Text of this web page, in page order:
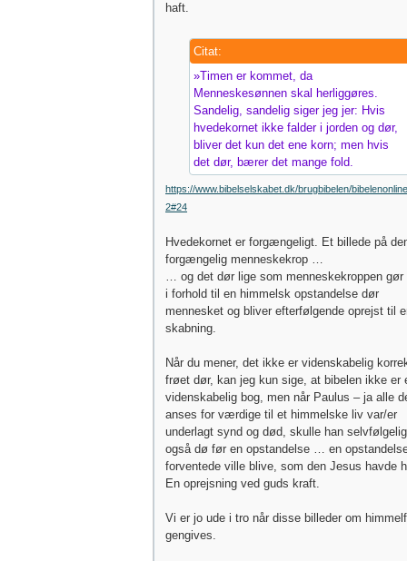
haft.
Citat:
»Timen er kommet, da
Menneskesønnen skal herliggøres.
Sandelig, sandelig siger jeg jer: Hvis
hvedekornet ikke falder i jorden og dør,
bliver det kun det ene korn; men hvis
det dør, bærer det mange fold.
https://www.bibelselskabet.dk/brugbibelen/
2#24
Hvedekornet er forgængeligt. Et billede på
forgængelig menneskekrop …
… og det dør lige som menneskekroppen gør
i forhold til en himmelsk opstandelse dør
mennesket og bliver efterfølgende oprejst til
skabning.
Når du mener, det ikke er videnskabelig
frøet dør, kan jeg kun sige, at bibelen ikke er
videnskabelig bog, men når Paulus – ja alle
anses for værdige til et himmelske liv var/er
underlagt synd og død, skulle han
også dø før en opstandelse … en
forventede ville blive, som den Jesus havde
En oprejsning ved guds kraft.
Vi er jo ude i tro når disse billeder om
gengives.